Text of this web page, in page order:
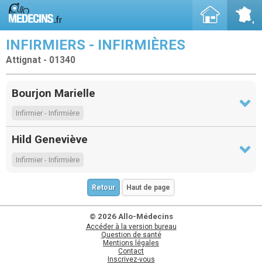
INFIRMIERS - INFIRMIÈRES
Attignat - 01340
Bourjon Marielle
Infirmier - Infirmière
Hild Geneviève
Infirmier - Infirmière
Retour Haut de page
© 2026 Allo-Médecins
Accéder à la version bureau
Question de santé
Mentions légales
Contact
Inscrivez-vous